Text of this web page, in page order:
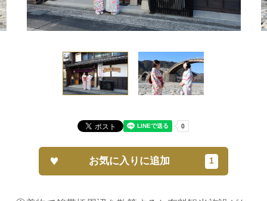
お気に入りに追加